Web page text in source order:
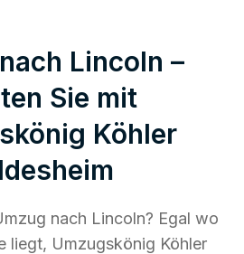
Lincoln –
Sie mit
Köhler
nach Lincoln? Egal wo
liegt, Umzugskönig Köhler